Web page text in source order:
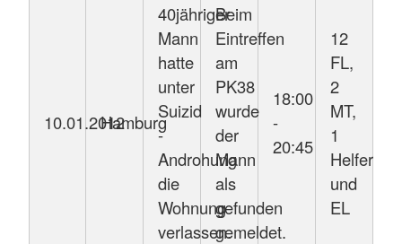
10.01.2012Hamburg
40jähriger
Mann
hatte
unter
Suizid
-
Androhung
die
Wohnung
verlassen.
Beim
Eintreffen
am
PK38
wurde
der
Mann
als
gefunden
gemeldet.
18:00
-
20:45
12
FL,
2
MT,
1
Helfer
und
EL